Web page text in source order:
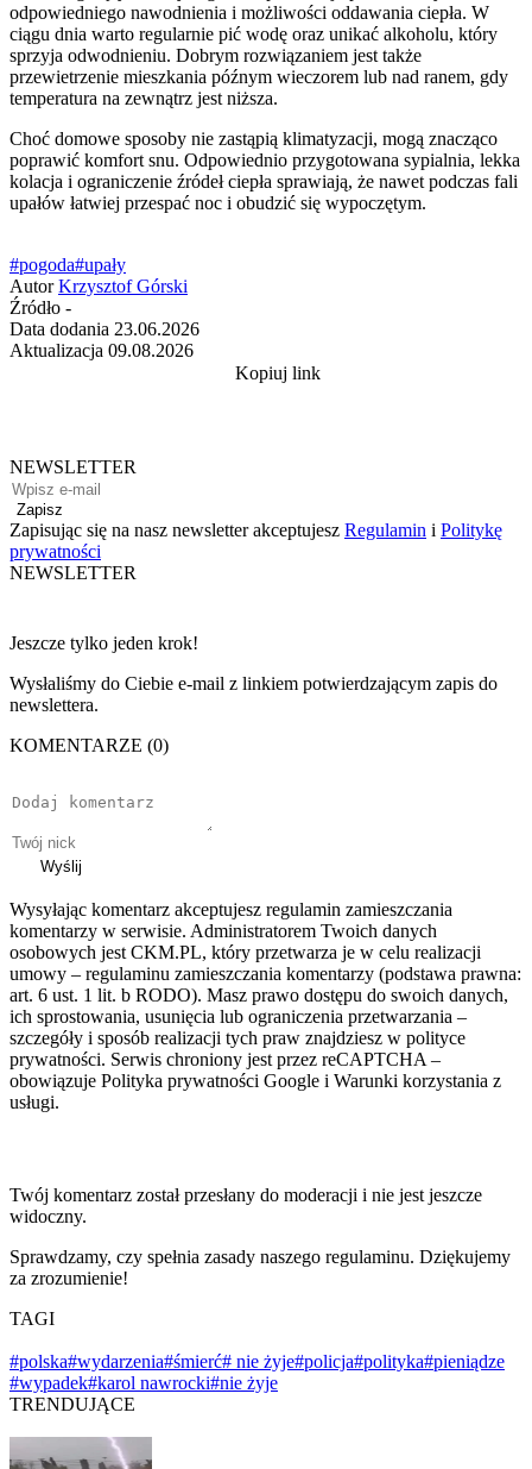
odpowiedniego nawodnienia i możliwości oddawania ciepła. W
ciągu dnia warto regularnie pić wodę oraz unikać alkoholu, który
sprzyja odwodnieniu. Dobrym rozwiązaniem jest także
przewietrzenie mieszkania późnym wieczorem lub nad ranem, gdy
temperatura na zewnątrz jest niższa.
Choć domowe sposoby nie zastąpią klimatyzacji, mogą znacząco
poprawić komfort snu. Odpowiednio przygotowana sypialnia, lekka
kolacja i ograniczenie źródeł ciepła sprawiają, że nawet podczas fali
upałów łatwiej przespać noc i obudzić się wypoczętym.
#pogoda#upały
Autor Krzysztof Górski
Źródło -
Data dodania 23.06.2026
Aktualizacja 09.08.2026
Kopiuj link
NEWSLETTER
Zapisz
Zapisując się na nasz newsletter akceptujesz Regulamin i Politykę
prywatności
NEWSLETTER
Jeszcze tylko jeden krok!
Wysłaliśmy do Ciebie e-mail z linkiem potwierdzającym zapis do
newslettera.
KOMENTARZE (0)
Wyślij
Wysyłając komentarz akceptujesz regulamin zamieszczania
komentarzy w serwisie. Administratorem Twoich danych
osobowych jest CKM.PL, który przetwarza je w celu realizacji
umowy – regulaminu zamieszczania komentarzy (podstawa prawna:
art. 6 ust. 1 lit. b RODO). Masz prawo dostępu do swoich danych,
ich sprostowania, usunięcia lub ograniczenia przetwarzania –
szczegóły i sposób realizacji tych praw znajdziesz w polityce
prywatności. Serwis chroniony jest przez reCAPTCHA –
obowiązuje Polityka prywatności Google i Warunki korzystania z
usługi.
Twój komentarz został przesłany do moderacji i nie jest jeszcze
widoczny.
Sprawdzamy, czy spełnia zasady naszego regulaminu. Dziękujemy
za zrozumienie!
TAGI
#polska#wydarzenia#śmierć# nie żyje#policja#polityka#pieniądze
#wypadek#karol nawrocki#nie żyje
TRENDUJĄCE